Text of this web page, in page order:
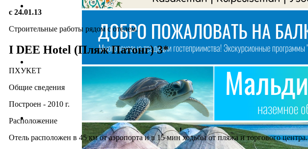
с 24.01.13
Строительные работы рядом с отелем.
I DEE Hotel (Пляж Патонг) 3*
ПХУКЕТ
Общие сведения
Построен - 2010 г.
Расположение
Отель расположен в 45 км от аэропорта и в 15 мин ходьбы от пляжа и торгового центра.